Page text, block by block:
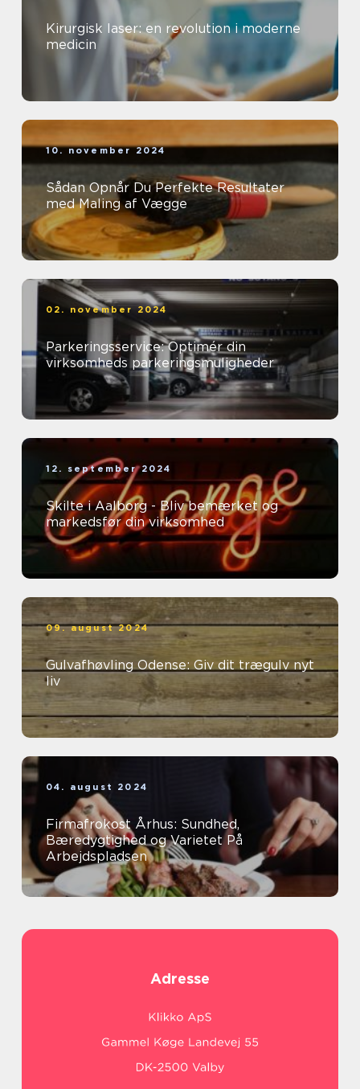
Kirurgisk laser: en revolution i moderne
medicin
10. november 2024
Sådan Opnår Du Perfekte Resultater
med Maling af Vægge
02. november 2024
Parkeringsservice: Optimér din
virksomheds parkeringsmuligheder
12. september 2024
Skilte i Aalborg - Bliv bemærket og
markedsfør din virksomhed
09. august 2024
Gulvafhøvling Odense: Giv dit trægulv nyt
liv
04. august 2024
Firmafrokost Århus: Sundhed,
Bæredygtighed og Varietet På
Arbejdspladsen
Adresse